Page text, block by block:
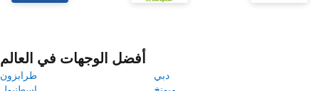
أفضل الوجهات في العالم
طرابزون
دبي